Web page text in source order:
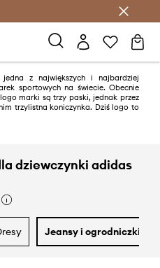
Club >
z największych i najbardziej
sportowych na świecie. Obecnie
marki są trzy paski, jednak przez
trzylistna koniczynka. Dziś logo to
dziewczynki adidas
dresy jeansy i ogrodniczki